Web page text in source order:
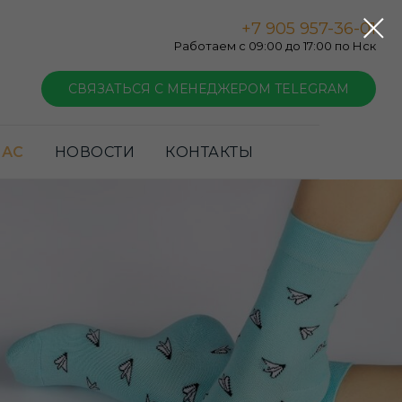
+7 905 957-36-01
Работаем с 09:00 до 17:00 по Нск
СВЯЗАТЬСЯ С МЕНЕДЖЕРОМ TELEGRAM
НОВОСТИ КОНТАКТЫ